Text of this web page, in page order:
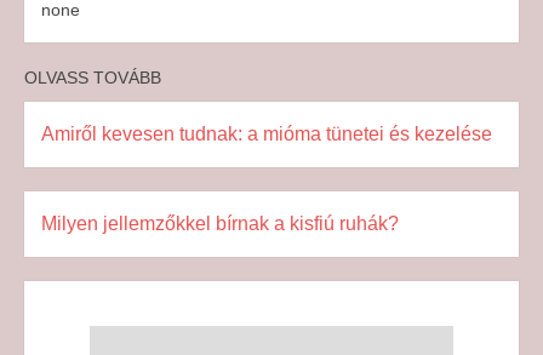
none
OLVASS TOVÁBB
Amiről kevesen tudnak: a mióma tünetei és kezelése
Milyen jellemzőkkel bírnak a kisfiú ruhák?